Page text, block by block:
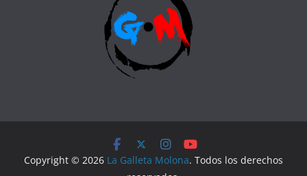
Copyright © 2026 La Galleta Molona. Todos los derechos